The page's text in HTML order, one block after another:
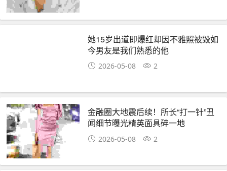
她15岁出道即爆红却因不雅照被毁如
今男友是我们熟悉的他
2026-05-08 2
金融圈大地震后续！所长“打一针”丑
闻细节曝光精英面具碎一地
2026-05-08 2